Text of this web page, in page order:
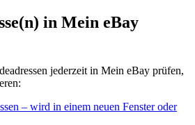
in Mein eBay
jederzeit in Mein eBay prüfen,
– wird in einem neuen Fenster oder